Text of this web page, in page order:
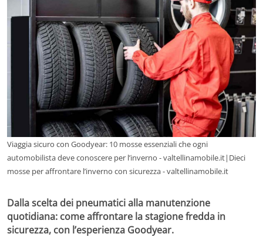
Viaggia sicuro con Goodyear: 10 mosse essenziali che ogni
automobilista deve conoscere per l’inverno - valtellinamobile.it|Dieci
mosse per affrontare l’inverno con sicurezza - valtellinamobile.it
Dalla scelta dei pneumatici alla manutenzione
quotidiana: come affrontare la stagione fredda in
sicurezza, con l’esperienza Goodyear.